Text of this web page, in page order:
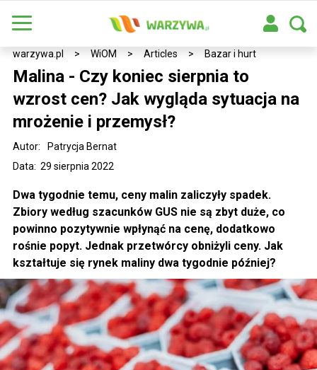
warzywa.pl > WiOM > Articles > Bazar i hurt
Malina - Czy koniec sierpnia to
wzrost cen? Jak wygląda sytuacja na
mrożenie i przemysł?
Data: 29 sierpnia 2022
Autor: Patrycja Bernat
Dwa tygodnie temu, ceny malin zaliczyły spadek.
Zbiory według szacunków GUS nie są zbyt duże, co
powinno pozytywnie wpłynąć na cenę, dodatkowo
rośnie popyt. Jednak przetwórcy obniżyli ceny. Jak
kształtuje się rynek maliny dwa tygodnie później?